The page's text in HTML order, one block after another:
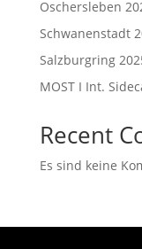
Oschersleben
Schwanenstadt
Salzburgring
MOST I Int.
Recent
Es sind keine